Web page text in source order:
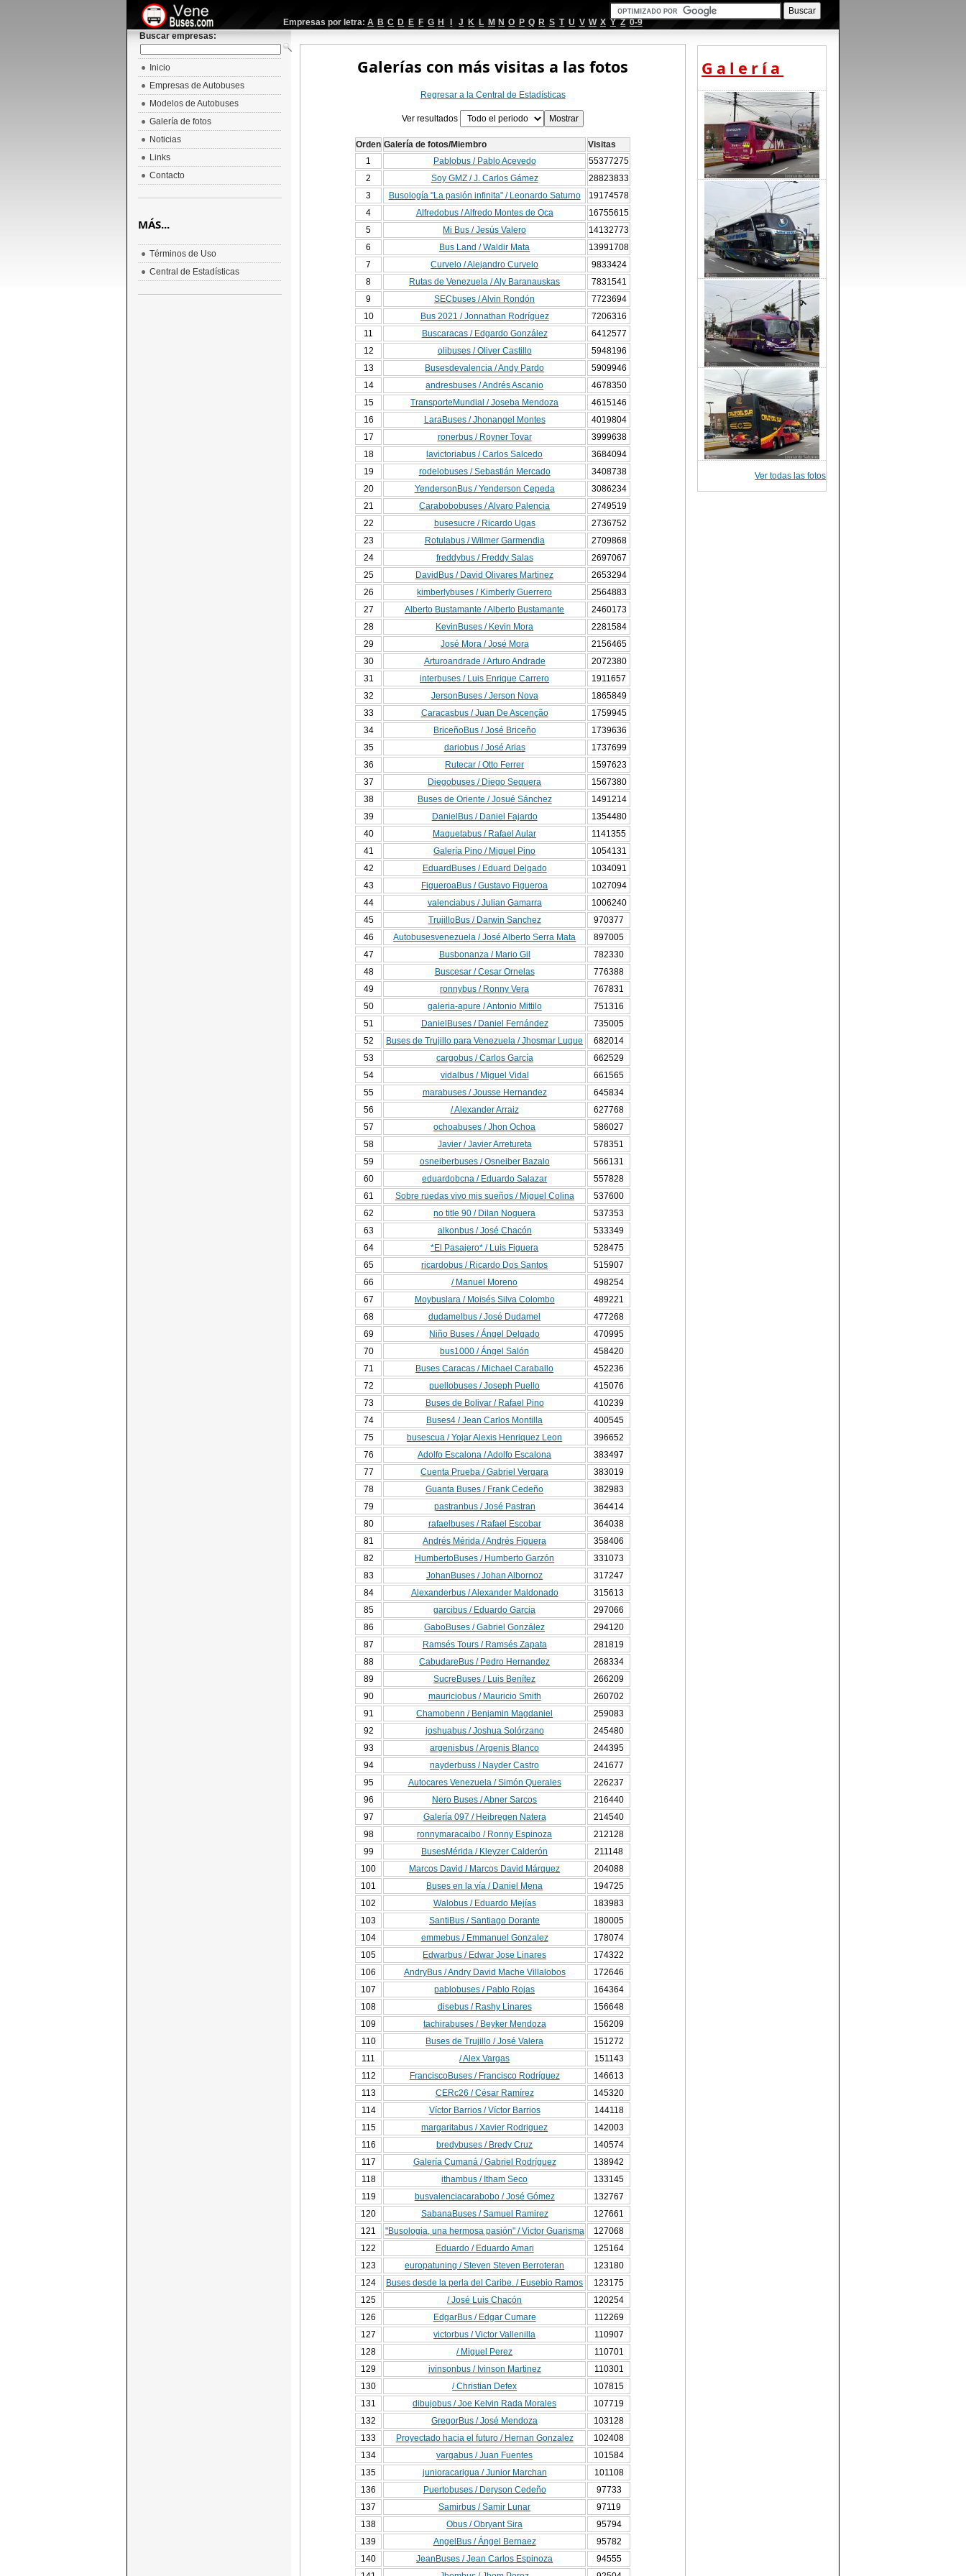
Empresas por letra: A B C D E F G H J K L M N O P Q R S T U V W X Y Z 0-9
Buscar empresas:
Galería
Ver todas las fotos
Galerías con más visitas a las fotos
Regresar a la Central de Estadísticas
Ver resultados
Orden Galería de fotos/Miembro
Visitas
1
Pablobus / Pablo Acevedo
55377275
2
Soy GMZ / J. Carlos Gámez
28823833
3
Busología "La pasión infinita" / Leonardo Saturno
19174578
4
Alfredobus / Alfredo Montes de Oca
16755615
5
Mi Bus / Jesús Valero
14132773
6
Bus Land / Waldir Mata
13991708
7
Curvelo / Alejandro Curvelo
9833424
8
Rutas de Venezuela / Aly Baranauskas
7831541
9
SECbuses / Alvin Rondón
7723694
10
Bus 2021 / Jonnathan Rodríguez
7206316
11
Buscaracas / Edgardo González
6412577
12
olibuses / Oliver Castillo
5948196
13
Busesdevalencia / Andy Pardo
5909946
14
andresbuses / Andrés Ascanio
4678350
15
TransporteMundial / Joseba Mendoza
4615146
16
LaraBuses / Jhonangel Montes
4019804
17
ronerbus / Royner Tovar
3999638
18
lavictoriabus / Carlos Salcedo
3684094
19
rodelobuses / Sebastián Mercado
3408738
20
YendersonBus / Yenderson Cepeda
3086234
21
Carabobobuses / Alvaro Palencia
2749519
22
busesucre / Ricardo Ugas
2736752
23
Rotulabus / Wilmer Garmendia
2709868
24
freddybus / Freddy Salas
2697067
25
DavidBus / David Olivares Martinez
2653294
26
kimberlybuses / Kimberly Guerrero
2564883
27
Alberto Bustamante / Alberto Bustamante
2460173
28
KevinBuses / Kevin Mora
2281584
29
José Mora / José Mora
2156465
30
Arturoandrade / Arturo Andrade
2072380
31
interbuses / Luis Enrique Carrero
1911657
32
JersonBuses / Jerson Nova
1865849
33
Caracasbus / Juan De Ascenção
1759945
34
BriceñoBus / José Briceño
1739636
35
dariobus / José Arias
1737699
36
Rutecar / Otto Ferrer
1597623
37
Diegobuses / Diego Sequera
1567380
38
Buses de Oriente / Josué Sánchez
1491214
39
DanielBus / Daniel Fajardo
1354480
40
Maquetabus / Rafael Aular
1141355
41
Galería Pino / Miguel Pino
1054131
42
EduardBuses / Eduard Delgado
1034091
43
FigueroaBus / Gustavo Figueroa
1027094
44
valenciabus / Julian Gamarra
1006240
45
TrujilloBus / Darwin Sanchez
970377
46
Autobusesvenezuela / José Alberto Serra Mata
897005
47
Busbonanza / Mario Gil
782330
48
Buscesar / Cesar Ornelas
776388
49
ronnybus / Ronny Vera
767831
50
galeria-apure / Antonio Mittilo
751316
51
DanielBuses / Daniel Fernández
735005
52
Buses de Trujillo para Venezuela / Jhosmar Luque
682014
53
cargobus / Carlos García
662529
54
vidalbus / Miguel Vidal
661565
55
marabuses / Jousse Hernandez
645834
56
/ Alexander Arraiz
627768
57
ochoabuses / Jhon Ochoa
586027
58
Javier / Javier Arretureta
578351
59
osneiberbuses / Osneiber Bazalo
566131
60
eduardobcna / Eduardo Salazar
557828
61
Sobre ruedas vivo mis sueños / Miguel Colina
537600
62
no title 90 / Dilan Noguera
537353
63
alkonbus / José Chacón
533349
64
*El Pasajero* / Luis Figuera
528475
65
ricardobus / Ricardo Dos Santos
515907
66
/ Manuel Moreno
498254
67
Moybuslara / Moisés Silva Colombo
489221
68
dudamelbus / José Dudamel
477268
69
Niño Buses / Ángel Delgado
470995
70
bus1000 / Ángel Salón
458420
71
Buses Caracas / Michael Caraballo
452236
72
puellobuses / Joseph Puello
415076
73
Buses de Bolivar / Rafael Pino
410239
74
Buses4 / Jean Carlos Montilla
400545
75
busescua / Yojar Alexis Henriquez Leon
396652
76
Adolfo Escalona / Adolfo Escalona
383497
77
Cuenta Prueba / Gabriel Vergara
383019
78
Guanta Buses / Frank Cedeño
382983
79
pastranbus / José Pastran
364414
80
rafaelbuses / Rafael Escobar
364038
81
Andrés Mérida / Andrés Figuera
358406
82
HumbertoBuses / Humberto Garzón
331073
83
JohanBuses / Johan Albornoz
317247
84
Alexanderbus / Alexander Maldonado
315613
85
garcibus / Eduardo Garcia
297066
86
GaboBuses / Gabriel González
294120
87
Ramsés Tours / Ramsés Zapata
281819
88
CabudareBus / Pedro Hernandez
268334
89
SucreBuses / Luis Benítez
266209
90
mauriciobus / Mauricio Smith
260702
91
Chamobenn / Benjamin Magdaniel
259083
92
joshuabus / Joshua Solórzano
245480
93
argenisbus / Argenis Blanco
244395
94
nayderbuss / Nayder Castro
241677
95
Autocares Venezuela / Simón Querales
226237
96
Nero Buses / Abner Sarcos
216440
97
Galería 097 / Heibregen Natera
214540
98
ronnymaracaibo / Ronny Espinoza
212128
99
BusesMérida / Kleyzer Calderón
211148
100
Marcos David / Marcos David Márquez
204088
101
Buses en la vía / Daniel Mena
194725
102
Walobus / Eduardo Mejías
183983
103
SantiBus / Santiago Dorante
180005
104
emmebus / Emmanuel Gonzalez
178074
105
Edwarbus / Edwar Jose Linares
174322
106
AndryBus / Andry David Mache Villalobos
172646
107
pablobuses / Pablo Rojas
164364
108
disebus / Rashy Linares
156648
109
tachirabuses / Beyker Mendoza
156209
110
Buses de Trujillo / José Valera
151272
111
/ Alex Vargas
151143
112
FranciscoBuses / Francisco Rodríguez
146613
113
CERc26 / César Ramírez
145320
114
Víctor Barrios / Víctor Barrios
144118
115
margaritabus / Xavier Rodriguez
142003
116
bredybuses / Bredy Cruz
140574
117
Galería Cumaná / Gabriel Rodríguez
138942
118
ithambus / Itham Seco
133145
119
busvalenciacarabobo / José Gómez
132767
120
SabanaBuses / Samuel Ramirez
127661
121
"Busologia, una hermosa pasión" / Victor Guarisma
127068
122
Eduardo / Eduardo Amari
125164
123
europatuning / Steven Steven Berroteran
123180
124
Buses desde la perla del Caribe. / Eusebio Ramos
123175
125
/ José Luis Chacón
120254
126
EdgarBus / Edgar Cumare
112269
127
victorbus / Victor Vallenilla
110907
128
/ Miguel Perez
110701
129
ivinsonbus / Ivinson Martinez
110301
130
/ Christian Defex
107815
131
dibujobus / Joe Kelvin Rada Morales
107719
132
GregorBus / José Mendoza
103128
133
Proyectado hacia el futuro / Hernan Gonzalez
102408
134
vargabus / Juan Fuentes
101584
135
junioracarigua / Junior Marchan
101108
136
Puertobuses / Deryson Cedeño
97733
137
Samirbus / Samir Lunar
97119
138
Obus / Obryant Sira
95794
139
AngelBus / Ángel Bernaez
95782
140
JeanBuses / Jean Carlos Espinoza
94555
Inicio
Empresas de Autobuses
Modelos de Autobuses
Galería de fotos
Noticias
Links
Contacto
MÁS...
Términos de Uso
Central de Estadísticas